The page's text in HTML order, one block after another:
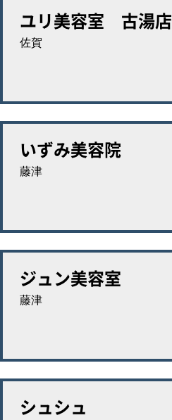
ユリ美容室 古湯店
佐賀
いずみ美容院
藤津
ジュン美容室
藤津
シュシュ